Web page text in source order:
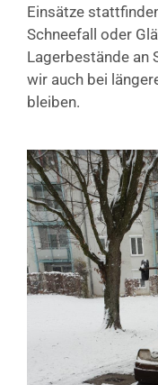
Einsätze
Schneefall oder
Lagerbestände an
wir auch bei
bleiben.